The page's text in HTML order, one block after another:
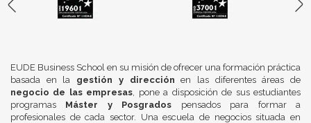
EUDE Business School en su misión de ofrecer una formación práctica
basada en la gestión y dirección en las diferentes áreas de
negocio de las empresas , pone a disposición de sus estudiantes
programas Máster y Posgrados pensados para formar a
profesionales de cada sector. Una escuela de negocios situada en